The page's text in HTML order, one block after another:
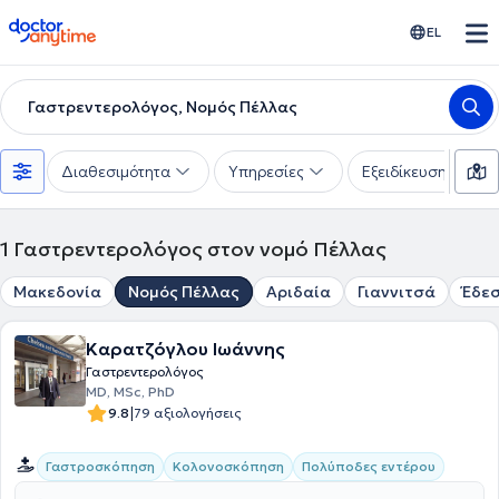
doctoranytime EL
Γαστρεντερολόγος, Νομός Πέλλας
Διαθεσιμότητα Υπηρεσίες Εξειδίκευση
1 Γαστρεντερολόγος στον νομό Πέλλας
Μακεδονία Νομός Πέλλας Αριδαία Γιαννιτσά
Καρατζόγλου Ιωάννης
Γαστρεντερολόγος
MD, MSc, PhD
9.8|79 αξιολογήσεις
Γαστροσκόπηση Κολονοσκόπηση Πολύποδες εντέρου